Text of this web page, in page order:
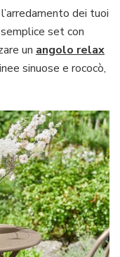
dei tuoi
set con
un angolo relax
sinuose e rococò,